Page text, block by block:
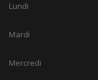
Lundi
Mardi
Mercredi